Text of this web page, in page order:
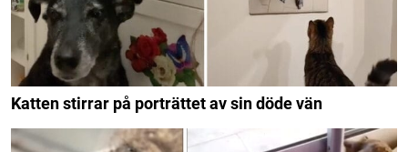
Katten stirrar på porträttet av sin döde vän